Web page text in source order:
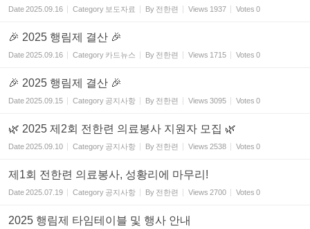
Date2025.09.16 Category 보도자료 By 전한련 Views 1937 Votes 0
🎉 2025 행림제 결산 🎉
Date2025.09.16 Category 카드뉴스 By 전한련 Views 1715 Votes 0
🎉 2025 행림제 결산 🎉
Date2025.09.15 Category 공지사항 By 전한련 Views 3095 Votes 0
🌿 2025 제2회 전한련 의료봉사 지원자 모집 🌿
Date2025.09.10 Category 공지사항 By 전한련 Views 2538 Votes 0
제1회 전한련 의료봉사, 성황리에 마무리!
Date2025.07.19 Category 공지사항 By 전한련 Views 2700 Votes 0
2025 행림제 타임테이블 및 행사 안내